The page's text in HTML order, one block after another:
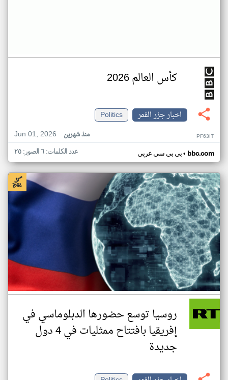
كأس العالم 2026
اخبار جزر القمر
Politics
Jun 01, 2026
منذ شهرين PF63IT
بي بي سي عربي• bbc.com عدد الكلمات: ٦ الصور: ٢٥
روسيا توسع حضورها الدبلوماسي في
إفريقيا بافتتاح ممثليات في 4 دول
جديدة